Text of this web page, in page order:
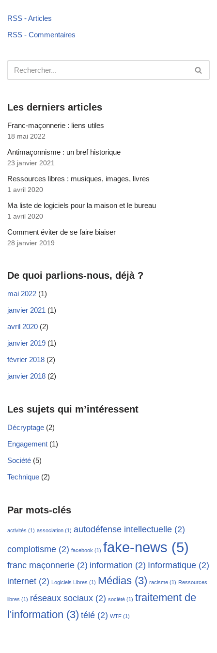
RSS - Articles
RSS - Commentaires
Les derniers articles
Franc-maçonnerie : liens utiles
18 mai 2022
Antimaçonnisme : un bref historique
23 janvier 2021
Ressources libres : musiques, images, livres
1 avril 2020
Ma liste de logiciels pour la maison et le bureau
1 avril 2020
Comment éviter de se faire biaiser
28 janvier 2019
De quoi parlions-nous, déjà ?
mai 2022 (1)
janvier 2021 (1)
avril 2020 (2)
janvier 2019 (1)
février 2018 (2)
janvier 2018 (2)
Les sujets qui m’intéressent
Décryptage (2)
Engagement (1)
Société (5)
Technique (2)
Par mots-clés
activités (1) association (1) autodéfense intellectuelle (2)
complotisme (2) facebook (1) fake-news (5)
franc maçonnerie (2) information (2) Informatique (2)
internet (2) Logiciels Libres (1) Médias (3) racisme (1) Ressources
libres (1) réseaux sociaux (2) société (1) traitement de
l'information (3) télé (2) WTF (1)